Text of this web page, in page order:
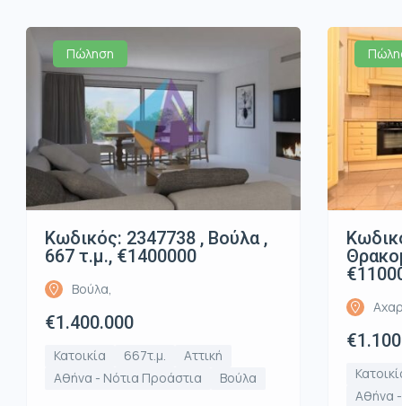
Πώληση
Κωδικός: 2347738 , Βούλα ,
667 τ.μ., €1400000
Βούλα,
€1.400.000
Κατοικία 667τ.μ.
Αττική
Αθήνα - Νότια Προάστια
Βούλα
Αθήνα